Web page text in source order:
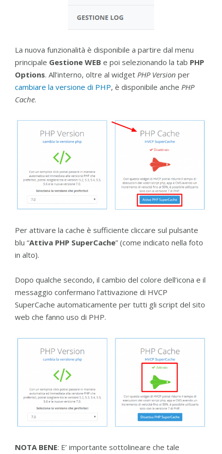
La nuova funzionalità è disponibile a partire dal menu
principale Gestione WEB e poi selezionando la tab PHP
Options. All’interno, oltre al widget PHP Version per
cambiare la versione di PHP, è disponibile anche PHP
Cache.
Per attivare la cache è sufficiente cliccare sul pulsante
blu “Attiva PHP SuperCache” (come indicato nella foto
in alto).
Dopo qualche secondo, il cambio del colore dell’icona e il
messaggio confermano l’attivazione di HVCP
SuperCache automaticamente per tutti gli script del sito
web che fanno uso di PHP.
NOTA BENE: E’ importante sottolineare che tale